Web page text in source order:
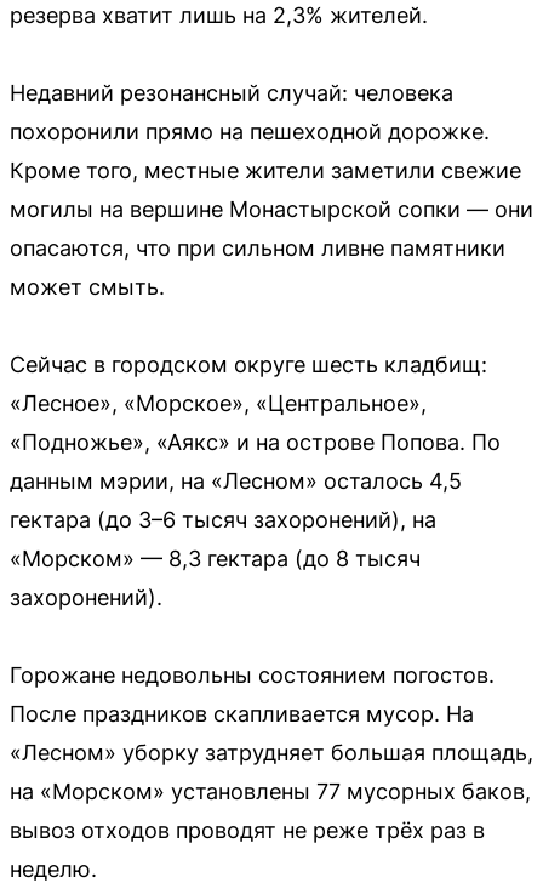
резерва хватит лишь на 2,3% жителей.
Недавний резонансный случай: человека
похоронили прямо на пешеходной дорожке.
Кроме того, местные жители заметили свежие
могилы на вершине Монастырской сопки — они
опасаются, что при сильном ливне памятники
может смыть.
Сейчас в городском округе шесть кладбищ:
«Лесное», «Морское», «Центральное»,
«Подножье», «Аякс» и на острове Попова. По
данным мэрии, на «Лесном» осталось 4,5
гектара (до 3–6 тысяч захоронений), на
«Морском» — 8,3 гектара (до 8 тысяч
захоронений).
Горожане недовольны состоянием погостов.
После праздников скапливается мусор. На
«Лесном» уборку затрудняет большая площадь,
на «Морском» установлены 77 мусорных баков,
вывоз отходов проводят не реже трёх раз в
неделю.